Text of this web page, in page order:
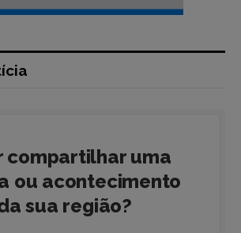
compartilhar uma
ou acontecimento
sua região?